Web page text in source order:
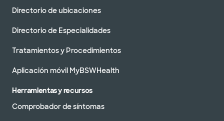
Directorio de ubicaciones
Directorio de Especialidades
Tratamientos y Procedimientos
Aplicación móvil MyBSWHealth
Herramientas y recursos
Comprobador de síntomas